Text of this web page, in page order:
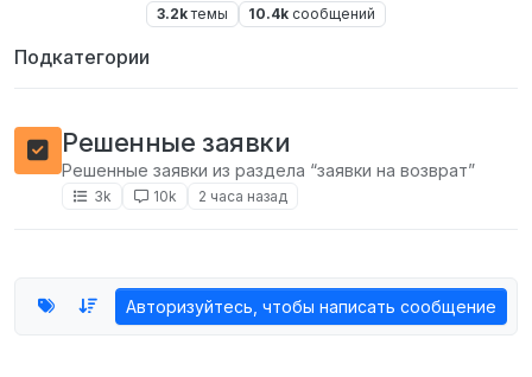
3.2k темы 10.4k сообщений
Подкатегории
Решенные заявки
Решенные заявки из раздела “заявки на возврат”
3k 10k 2 часа назад
Авторизуйтесь, чтобы написать сообщение